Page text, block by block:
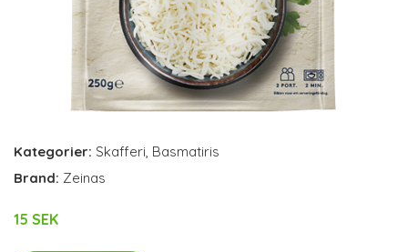
Kategorier: Skafferi, Basmatiris
Brand: Zeinas
15 SEK